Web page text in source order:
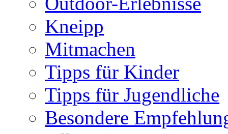
Kneipp
Mitmachen
Tipps für Kinder
Tipps für Jugendliche
Besondere